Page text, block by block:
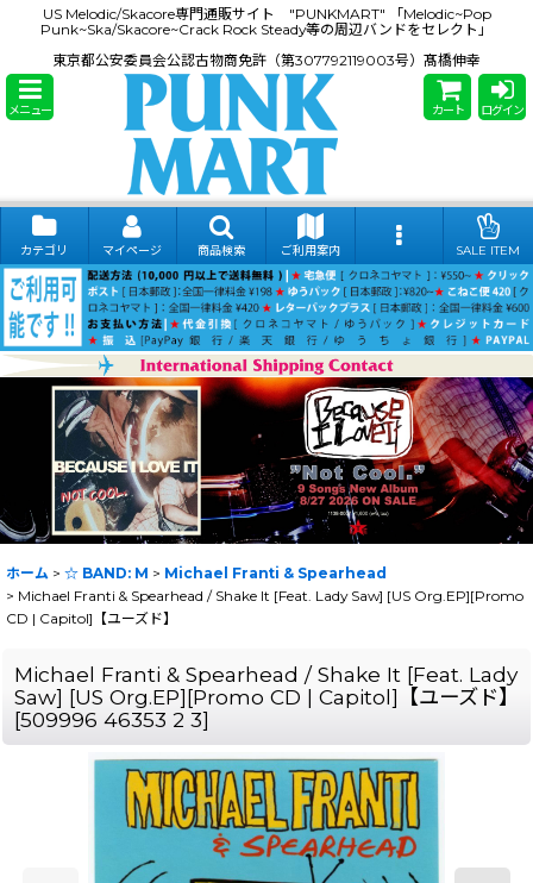
US Melodic/Skacore専門通販サイト "PUNKMART" 「Melodic~Pop
Punk~Ska/Skacore~Crack Rock Steady等の周辺バンドをセレクト」
東京都公安委員会公認古物商免許（第307792119003号）髙橋伸幸
メニュー カート ログイン
カテゴリ マイページ 商品検索 ご利用案内 SALE ITEM
ホーム > ☆ BAND: M > Michael Franti & Spearhead
> Michael Franti & Spearhead / Shake It [Feat. Lady Saw] [US Org.EP][Promo
CD | Capitol]【ユーズド】
Michael Franti & Spearhead / Shake It [Feat. Lady
Saw] [US Org.EP][Promo CD | Capitol]【ユーズド】
[509996 46353 2 3]